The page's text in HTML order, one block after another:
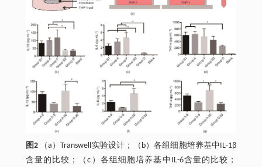
图2（a）Transwell实验设计；（b）各组细胞培养基中IL-1β
含量的比较；（c）各组细胞培养基中IL-6含量的比较；